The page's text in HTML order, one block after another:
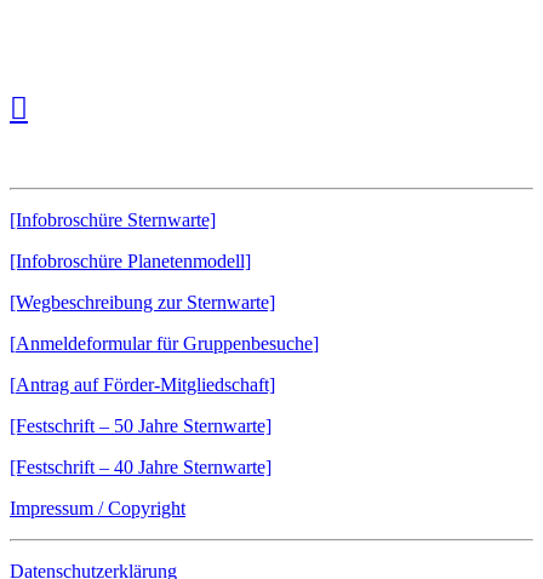
[Infobroschüre Sternwarte]
[Infobroschüre Planetenmodell]
[Wegbeschreibung zur Sternwarte]
[Anmeldeformular für Gruppenbesuche]
[Antrag auf Förder-Mitgliedschaft]
[Festschrift – 50 Jahre Sternwarte]
[Festschrift – 40 Jahre Sternwarte]
Impressum / Copyright
Datenschutzerklärung